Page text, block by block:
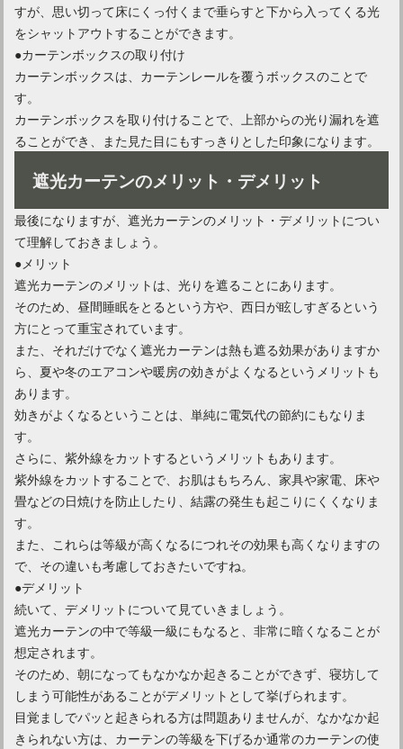
すが、思い切って床にくっ付くまで垂らすと下から入ってくる光
をシャットアウトすることができます。
●カーテンボックスの取り付け
カーテンボックスは、カーテンレールを覆うボックスのことで
す。
カーテンボックスを取り付けることで、上部からの光り漏れを遮
ることができ、また見た目にもすっきりとした印象になります。
遮光カーテンのメリット・デメリット
最後になりますが、遮光カーテンのメリット・デメリットについ
て理解しておきましょう。
●メリット
遮光カーテンのメリットは、光りを遮ることにあります。
そのため、昼間睡眠をとるという方や、西日が眩しすぎるという
方にとって重宝されています。
また、それだけでなく遮光カーテンは熱も遮る効果がありますか
ら、夏や冬のエアコンや暖房の効きがよくなるというメリットも
あります。
効きがよくなるということは、単純に電気代の節約にもなりま
す。
さらに、紫外線をカットするというメリットもあります。
紫外線をカットすることで、お肌はもちろん、家具や家電、床や
畳などの日焼けを防止したり、結露の発生も起こりにくくなりま
す。
また、これらは等級が高くなるにつれその効果も高くなりますの
で、その違いも考慮しておきたいですね。
●デメリット
続いて、デメリットについて見ていきましょう。
遮光カーテンの中で等級一級にもなると、非常に暗くなることが
想定されます。
そのため、朝になってもなかなか起きることができず、寝坊して
しまう可能性があることがデメリットとして挙げられます。
目覚ましでパッと起きられる方は問題ありませんが、なかなか起
きられない方は、カーテンの等級を下げるか通常のカーテンの使